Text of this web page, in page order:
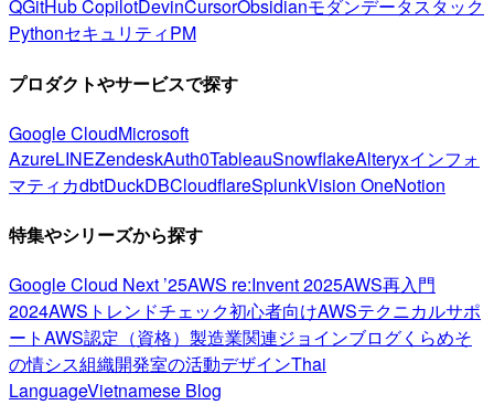
QGitHub CopilotDevinCursorObsidianモダンデータスタック
PythonセキュリティPM
プロダクトやサービスで探す
Google CloudMicrosoft
AzureLINEZendeskAuth0TableauSnowflakeAlteryxインフォ
マティカdbtDuckDBCloudflareSplunkVision OneNotion
特集やシリーズから探す
Google Cloud Next ’25AWS re:Invent 2025AWS再入門
2024AWSトレンドチェック初心者向けAWSテクニカルサポ
ートAWS認定（資格） 製造業関連ジョインブログくらめそ
の情シス組織開発室の活動デザインThai
LanguageVietnamese Blog